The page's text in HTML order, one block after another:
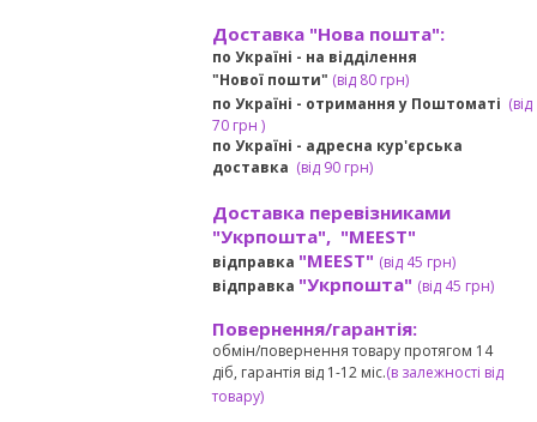
Доставка "Нова пошта":
по Україні - на відділення
"Нової пошти" (від 80 грн)
по Україні - отримання у Поштоматі (від
70 грн )
по Україні - адресна кур'єрська
доставка (від90 грн)
Доставка перевізниками
"Укрпошта", "MEEST"
відправка "MEEST" (від 45 грн)
відправка "Укрпошта" (від 45 грн)
Повернення/гарантія:
обмін/повернення товару протягом 14
діб, гарантія від 1-12 міс.(в залежності від
товару)